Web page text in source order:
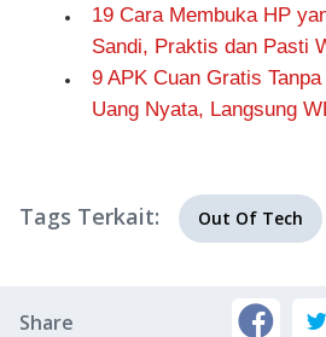
19 Cara Membuka HP
Sandi, Praktis dan Pasti
9 APK Cuan Gratis
Uang Nyata, Langsung
Tags Terkait: Out Of Tech
Share